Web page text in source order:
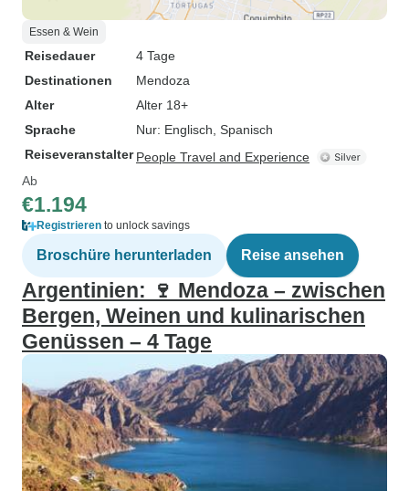
Essen & Wein
Reisedauer
4 Tage
Destinationen
Mendoza
Alter
Alter 18+
Sprache
Nur: Englisch, Spanisch
Reiseveranstalter People Travel and Experience
Ab
€1.194
Registrieren to unlock savings
Broschüre herunterladen Reise ansehen
Argentinien: 🍷 Mendoza – zwischen
Bergen, Weinen und kulinarischen
Genüssen – 4 Tage